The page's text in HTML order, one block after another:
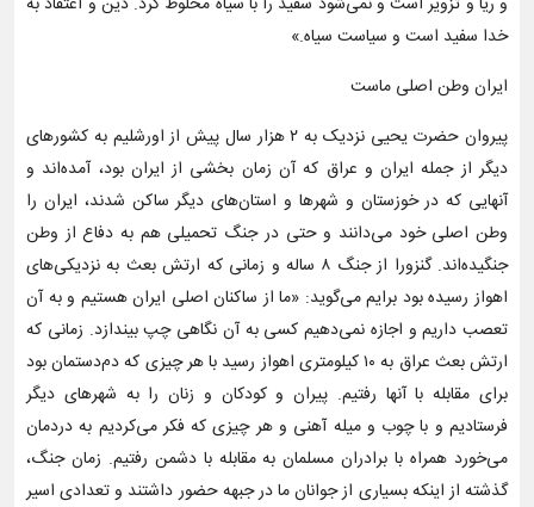
خدا سفید است و سیاست سیاه.»
ایران وطن اصلی ماست
پیروان حضرت یحیی نزدیک به ۲ هزار سال پیش از اورشلیم به کشورهای
دیگر از جمله ایران و عراق که آن زمان بخشی از ایران بود، آمده‌اند و
آنهایی که در خوزستان و شهرها و استان‌های دیگر ساکن شدند، ایران را
وطن اصلی خود می‌دانند و حتی در جنگ تحمیلی هم به دفاع از وطن
جنگیده‌اند. گنزورا از جنگ ۸ ساله و زمانی که ارتش بعث به نزدیکی‌های
اهواز رسیده بود برایم می‌گوید: «ما از ساکنان اصلی ایران هستیم و به آن
تعصب داریم و اجازه نمی‌دهیم کسی به آن نگاهی چپ بیندازد. زمانی که
ارتش بعث عراق به ۱۰ کیلومتری اهواز رسید با هر چیزی که دم‌دستمان بود
برای مقابله با آنها رفتیم. پیران و کودکان و زنان را به شهرهای دیگر
فرستادیم و با چوب و میله آهنی و هر چیزی که فکر می‌کردیم به دردمان
می‌خورد همراه با برادران مسلمان به مقابله با دشمن رفتیم. زمان جنگ،
گذشته از اینکه بسیاری از جوانان ‌ما در جبهه حضور داشتند و تعدادی اسیر